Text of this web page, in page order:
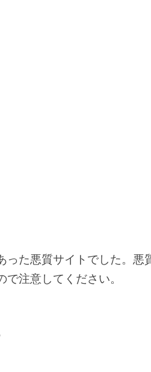
った悪質サイトでした。悪
注意してください。